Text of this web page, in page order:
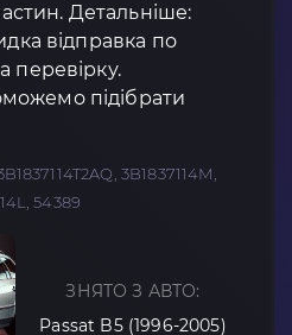
Детальніше:
відправка по
перевірку.
підібрати
3B1837114M,
54389
ЗНЯТО З АВТО:
Passat B5 (1996-2005)